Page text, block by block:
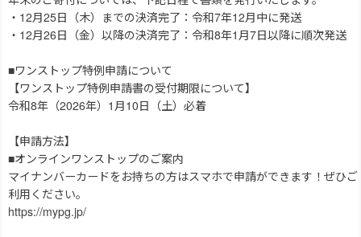
・12月25日（木）までの決済完了：令和7年12月中に発送
・12月26日（金）以降の決済完了：令和8年1月7日以降に順次発送
■ワンストップ特例申請について
【ワンストップ特例申請書の受付期限について】
令和8年（2026年）1月10日（土）必着
【申請方法】
■オンラインワンストップのご案内
マイナンバーカードをお持ちの方はスマホで申請ができます！ぜひご
利用ください。
https://mypg.jp/